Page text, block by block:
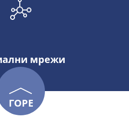
мрежи
ГОРЕ